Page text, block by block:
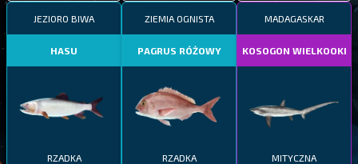
JEZIORO BIWA
HASU
RZADKA
ZIEMIA OGNISTA
PAGRUS RÓŻOWY
RZADKA
MADAGASKAR
KOSOGON WIELKOOKI
MITYCZNA